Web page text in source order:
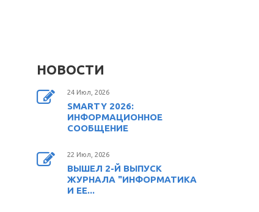
НОВОСТИ
24 Июл, 2026
SMARTY 2026:
ИНФОРМАЦИОННОЕ
СООБЩЕНИЕ
22 Июл, 2026
ВЫШЕЛ 2-Й ВЫПУСК
ЖУРНАЛА "ИНФОРМАТИКА
И ЕЕ...